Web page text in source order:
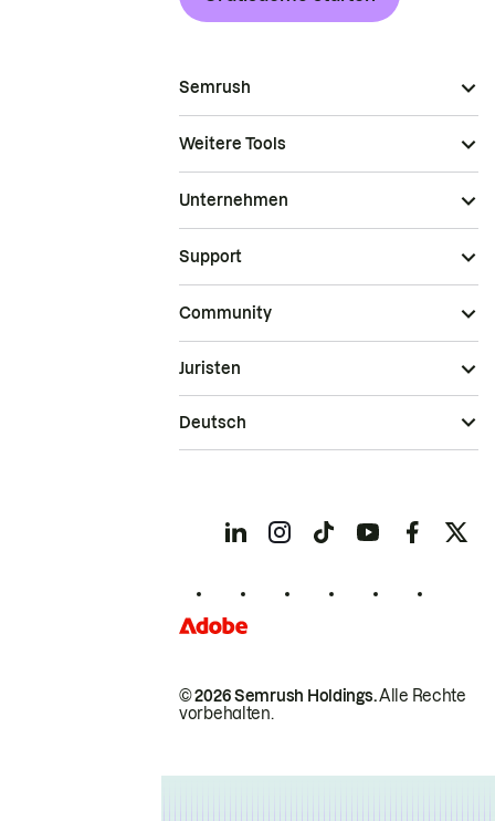
Semrush
Weitere Tools
Unternehmen
Support
Community
© 2026 Semrush Holdings.Alle Rechte
vorbehalten.
Juristen
Deutsch